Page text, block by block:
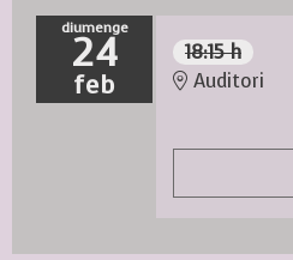
diumenge
24
feb
18:15 h
Auditori